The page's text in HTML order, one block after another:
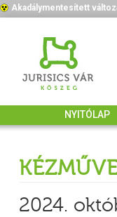
Akadálymentesített
NYITÓLAP
2024.